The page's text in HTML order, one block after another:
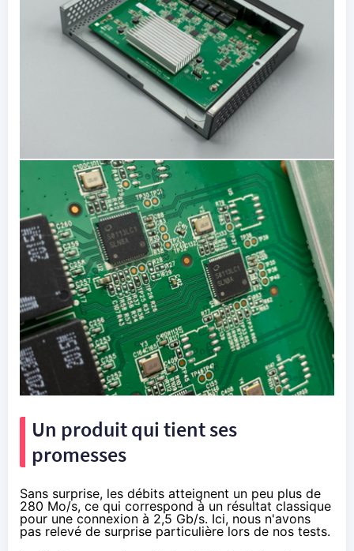
Un produit qui tient ses
promesses
Sans surprise, les débits atteignent un peu plus de
280 Mo/s, ce qui correspond à un résultat classique
pour une connexion à 2,5 Gb/s. Ici, nous n'avons
pas relevé de surprise particulière lors de nos tests.